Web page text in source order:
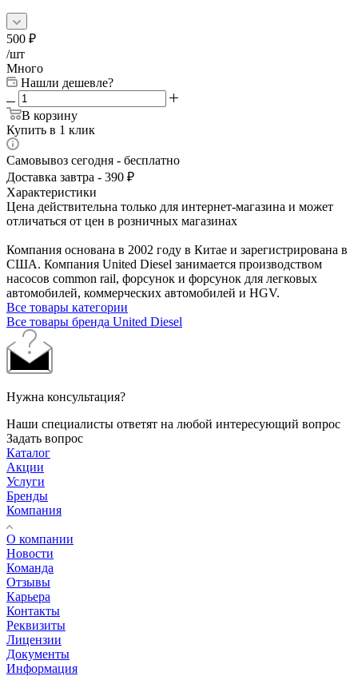
500 ₽
/шт
Много
Нашли дешевле?
В корзину
Купить в 1 клик
Самовывоз сегодня - бесплатно
Доставка завтра - 390 ₽
Характеристики
Цена действительна только для интернет-магазина и может
отличаться от цен в розничных магазинах
Компания основана в 2002 году в Китае и зарегистрирована в
США. Компания United Diesel занимается производством
насосов common rail, форсунок и форсунок для легковых
автомобилей, коммерческих автомобилей и HGV.
Все товары категории
Все товары бренда United Diesel
Нужна консультация?
Наши специалисты ответят на любой интересующий вопрос
Задать вопрос
Каталог
Акции
Услуги
Бренды
Компания
О компании
Новости
Команда
Отзывы
Карьера
Контакты
Реквизиты
Лицензии
Документы
Информация